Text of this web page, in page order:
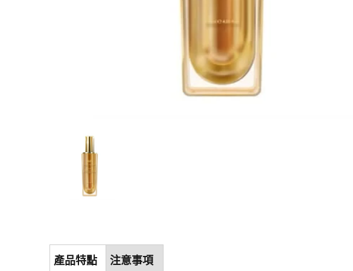
產品特點 注意事項